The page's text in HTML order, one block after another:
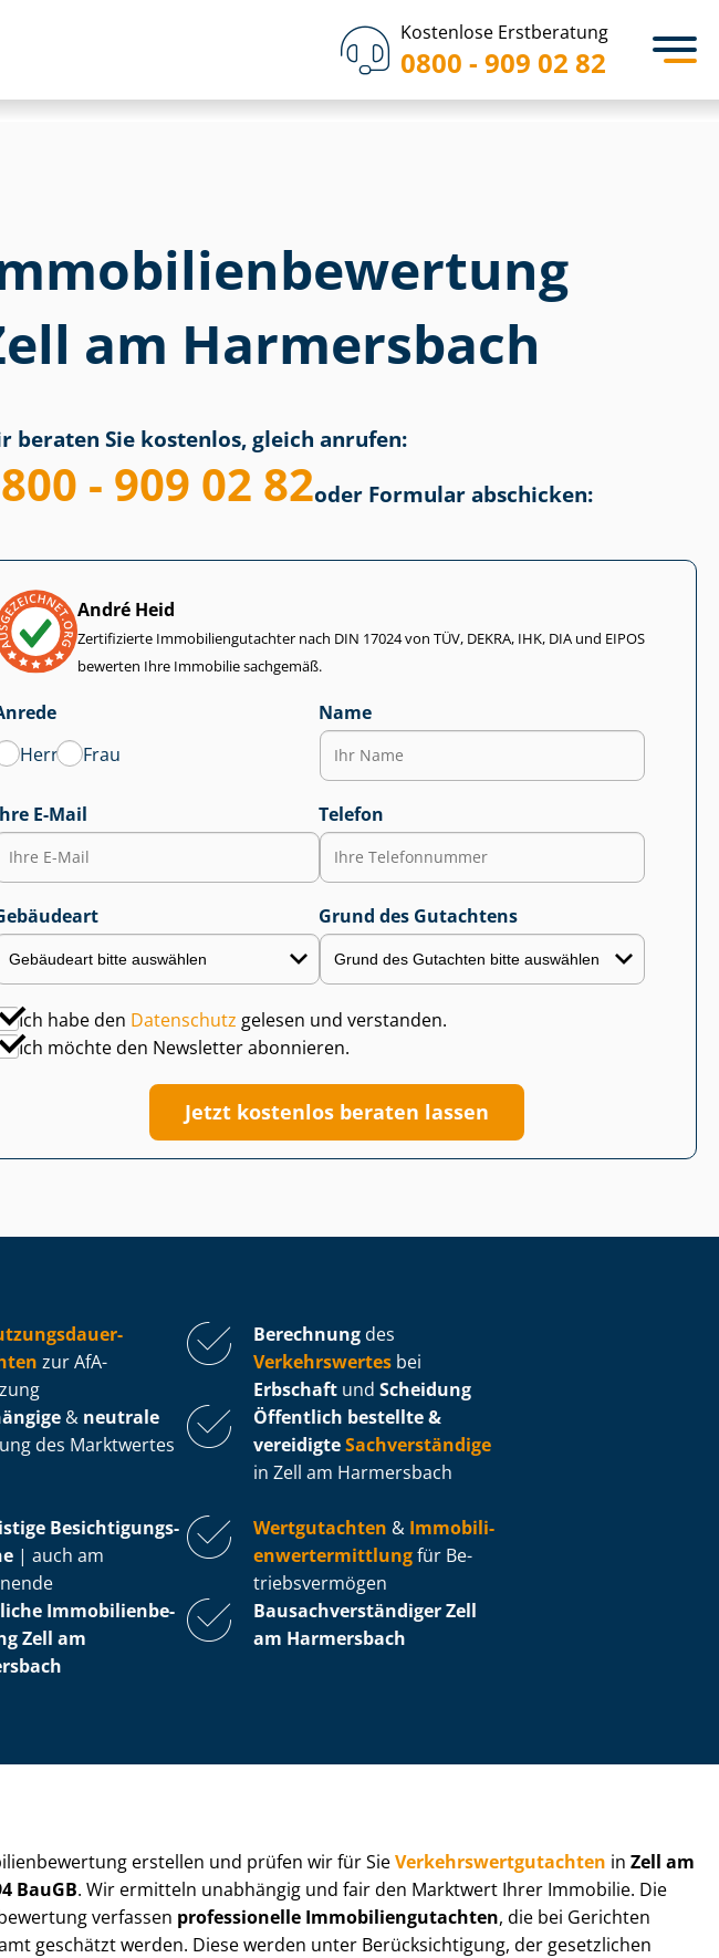
Kostenlose Erstberatung
0800 - 909 02 82
am Harmersbach
beraten Sie kostenlos, gleich anrufen:
- 909 02 82oder Formular abschicken:
André Heid
Zertifizierte Im­mo­bi­li­en­gut­ach­ter nach DIN 17024 von TÜV, DEKRA, IHK, DIA und EIPOS
bewerten Ihre Immobilie sachgemäß.
Herr
Frau
Name
E-Mail Telefon
Grund des Gutachtens
Ich habe den Datenschutz gelesen und verstanden.
Ich möchte den Newsletter abonnieren.
Jetzt kostenlos beraten lassen
zur AfA-
Berechnung des
Verkehrswertes bei
Erbschaft und Scheidung
& neutrale
des Marktwertes
Öffentlich bestellte &
vereidigteSachverständige
in Zell am Harmersbach
Be­sich­ti­gungs­
| auch am
Wertgutachten & Im­mo­bi­li­
en­wert­ermitt­lungfür Be­
triebs­ver­mö­gen
Im­mo­bi­li­en­be­
Zell am
Bau­sach­ver­stän­di­ger Zell
am Harmersbach
erstellen und prüfen wir für SieVer­kehrs­wert­gut­ach­ten inZell am
BauGB. Wir ermitteln unabhängig und fair den Marktwert Ihrer Immobilie. Die
verfassen professionelle Im­mo­bi­li­en­gut­ach­ten, die bei Gerichten
geschätzt werden. Diese werden unter Be­rück­sich­ti­gung, der gesetzlichen